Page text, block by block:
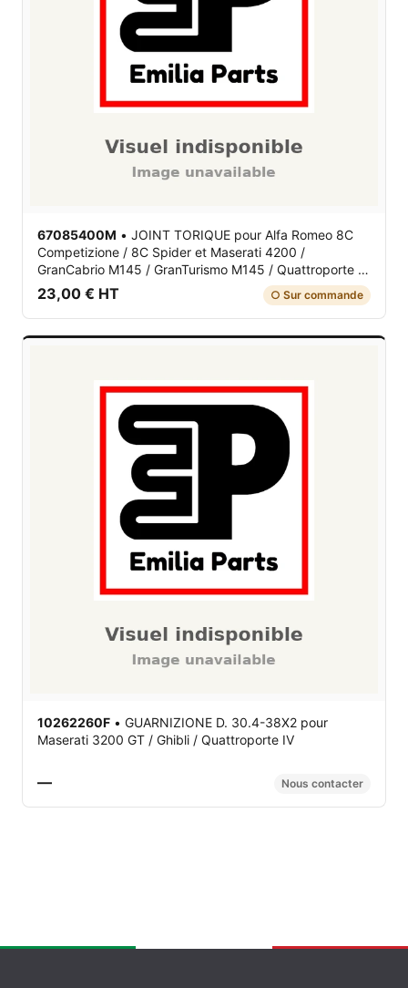
67085400M • JOINT TORIQUE pour Alfa Romeo 8C
Competizione / 8C Spider et Maserati 4200 /
GranCabrio M145 / GranTurismo M145 / Quattroporte V
M139
23,00 € HT ○ Sur commande
10262260F • GUARNIZIONE D. 30.4-38X2 pour
Maserati 3200 GT / Ghibli / Quattroporte IV
— Nous contacter